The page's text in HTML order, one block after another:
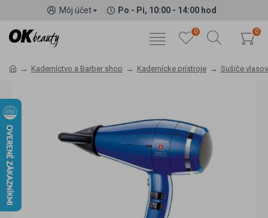
Môj účet Po - Pi, 10:00 - 14:00 hod
0 0
Kaderníctvo a Barber shop Kadernícke prístroje Sušiče vlasov